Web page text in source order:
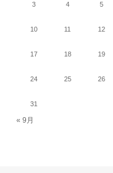
3 4 5
10 11 12
17 18 19
24 25 26
31
« 9月